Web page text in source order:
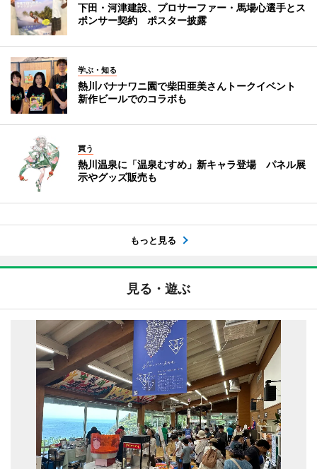
下田・河津建設、プロサーファー・馬場心選手とス
ポンサー契約 ポスター披露
学ぶ・知る
熱川バナナワニ園で柴田亜美さんトークイベント
新作ビールでのコラボも
買う
熱川温泉に「温泉むすめ」新キャラ登場 パネル展
示やグッズ販売も
もっと見る
見る・遊ぶ